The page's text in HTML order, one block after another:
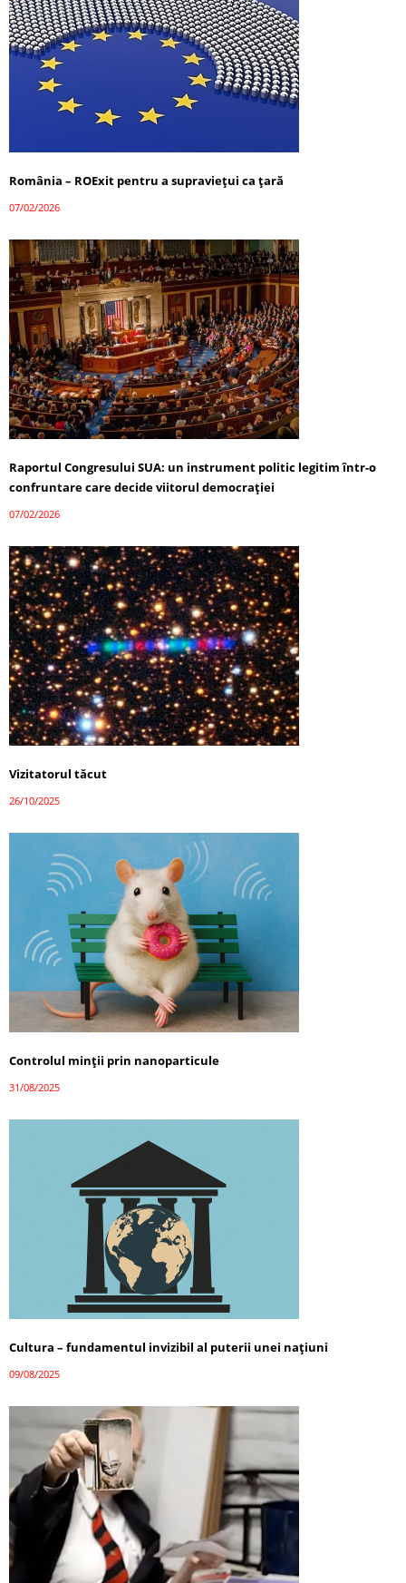
România – ROExit pentru a supraviețui ca țară
07/02/2026
Raportul Congresului SUA: un instrument politic legitim într-o
confruntare care decide viitorul democrației
07/02/2026
Vizitatorul tăcut
26/10/2025
Controlul minții prin nanoparticule
31/08/2025
Cultura – fundamentul invizibil al puterii unei națiuni
09/08/2025